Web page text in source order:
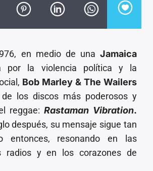
en medio de una Jamaica
por la violencia política y la
Bob Marley & The Wailers
de los discos más poderosos y
reggae: Rastaman Vibration.
después, su mensaje sigue tan
entonces, resonando en las
radios y en los corazones de